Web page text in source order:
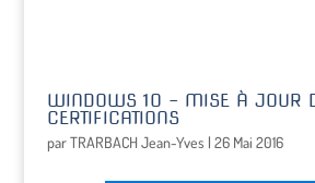
WINDOWS 10 – MISE À JOUR
CERTIFICATIONS
parTRARBACH Jean-Yves | 26 Mai 2016